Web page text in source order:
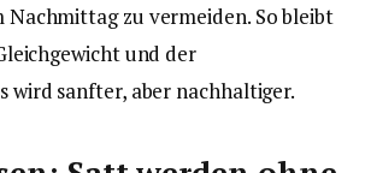
Nachmittag zu vermeiden. So bleibt
und der
wird sanfter, aber nachhaltiger.